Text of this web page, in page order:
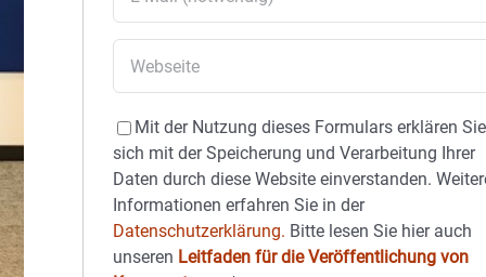
Mit der Nutzung dieses Formulars erklären Sie
sich mit der Speicherung und Verarbeitung Ihrer
Daten durch diese Website einverstanden.
Informationen erfahren Sie in der
Datenschutzerklärung. Bitte lesen Sie hier auch
unseren Leitfaden für die Veröffentlichung von